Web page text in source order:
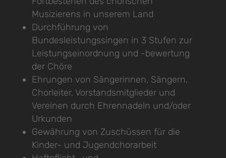
Musizierens in unserem Land
Durchführung von
Bundesleistungssingen in 3 Stufen zur
Leistungseinordnung und -bewertung
der Chöre
Ehrungen von Sängerinnen, Sängern,
Chorleiter, Vorstandsmitglieder und
Vereinen durch Ehrennadeln und/oder
Urkunden
Gewährung von Zuschüssen für die
Kinder- und Jugendchorarbeit